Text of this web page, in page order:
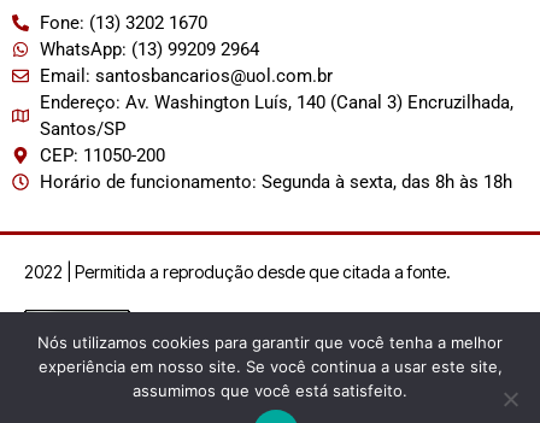
Fone: (13) 3202 1670
WhatsApp: (13) 99209 2964
Email: santosbancarios@uol.com.br
Endereço: Av. Washington Luís, 140 (Canal 3) Encruzilhada,
Santos/SP
CEP: 11050-200
Horário de funcionamento: Segunda à sexta, das 8h às 18h
2022 | Permitida a reprodução desde que citada a fonte.
Nós utilizamos cookies para garantir que você tenha a melhor
experiência em nosso site. Se você continua a usar este site,
assumimos que você está satisfeito.